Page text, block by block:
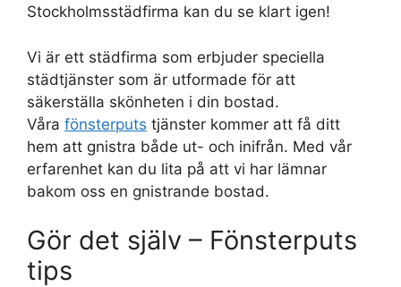
Stockholmsstädfirma kan du se klart igen!
Vi är ett städfirma som erbjuder speciella
städtjänster som är utformade för att
säkerställa skönheten i din bostad.
Våra fönsterputs tjänster kommer att få ditt
hem att gnistra både ut- och inifrån. Med vår
erfarenhet kan du lita på att vi har lämnar
bakom oss en gnistrande bostad.
Gör det själv – Fönsterputs
tips